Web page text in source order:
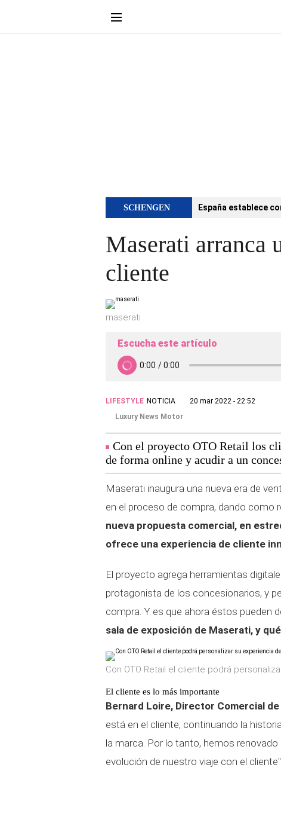
SCHENGEN España establece
Maserati arranca
cliente
maserati
Escucha este artículo
LIFESTYLE NOTICIA
20 mar 2022 - 22:52
Luxury News Motor
Con el proyecto OTO Retail los
de forma online y acudir a un
Maserati inaugura una nueva era de
en el proceso de compra, dando como
nueva propuesta comercial, en
ofrece una experiencia de cliente
El proyecto agrega herramientas
protagonista de los concesionarios, y
compra. Y es que ahora éstos pueden
sala de exposición de Maserati, y
Con OTO Retail el cliente podrá
El cliente es lo más importante
Bernard Loire, Director Comercial
está en el cliente, continuando la
la marca. Por lo tanto, hemos
evolución de nuestro viaje con el